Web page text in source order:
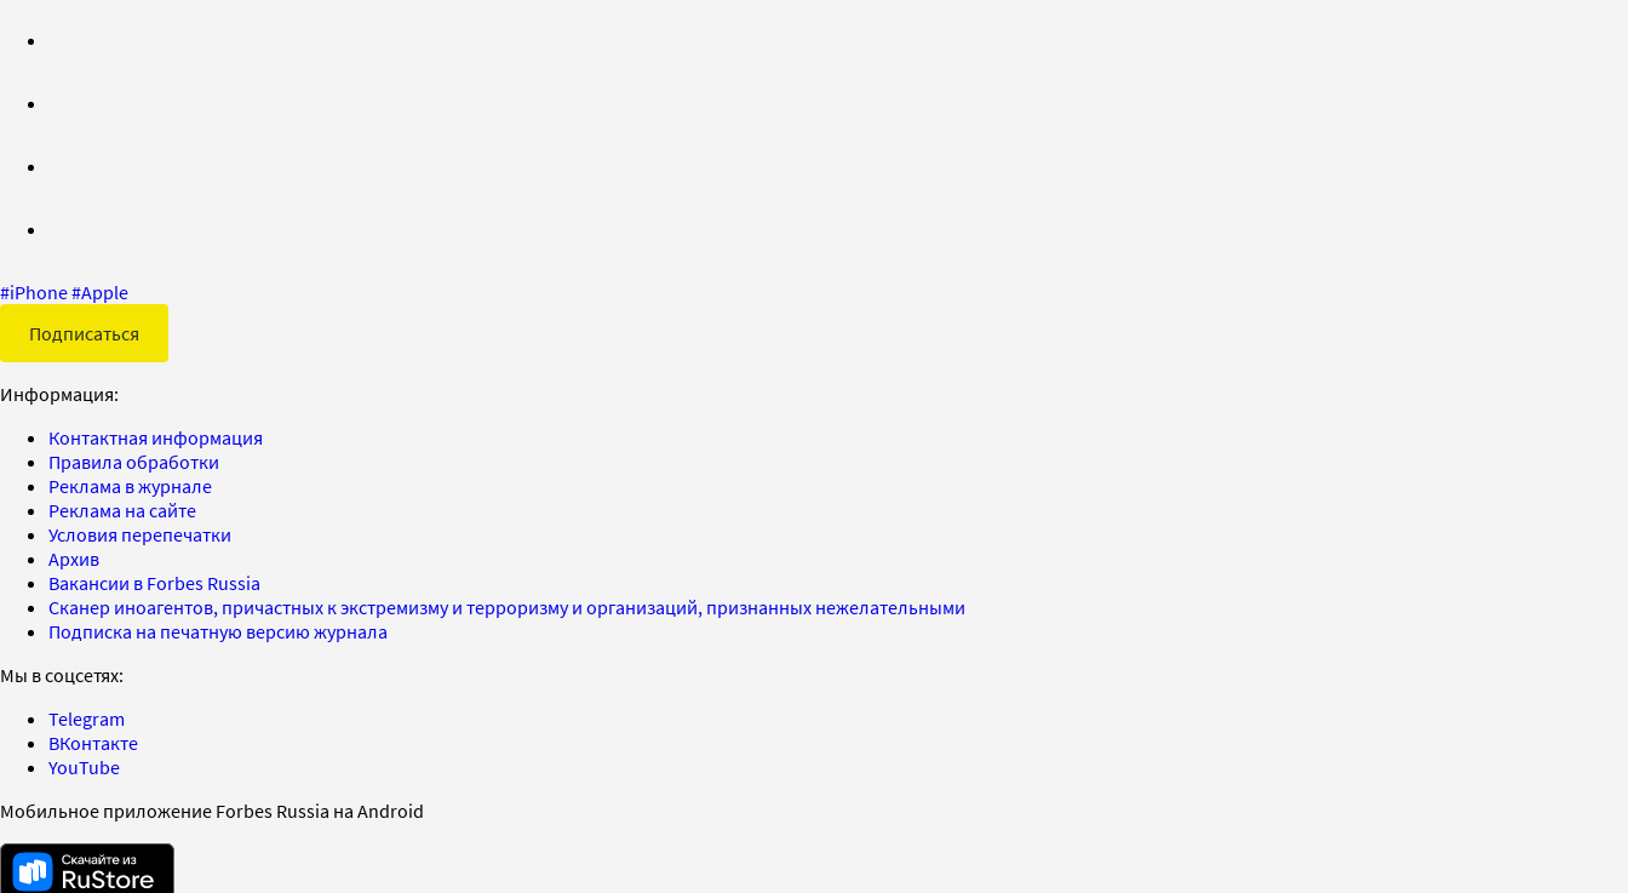
#iPhone#Apple
Подписаться
Информация:
Контактная информация
Правила обработки
Реклама в журнале
Реклама на сайте
Условия перепечатки
Архив
Вакансии в Forbes Russia
Сканер иноагентов, причастных к экстремизму и терроризму и организаций, признанных нежелательными
Подписка на печатную версию журнала
Мы в соцсетях:
Telegram
ВКонтакте
YouTube
Мобильное приложение Forbes Russia на Android